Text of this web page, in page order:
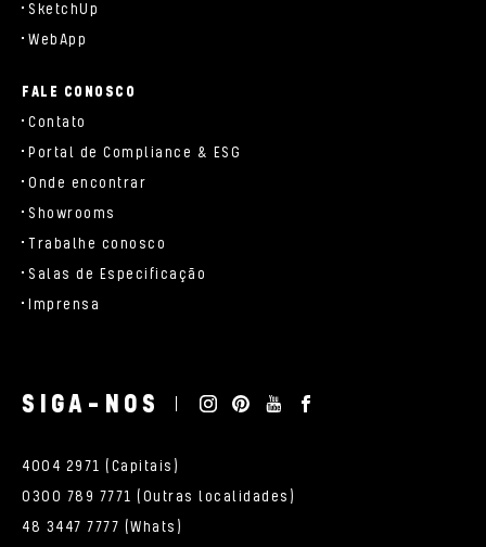
SketchUp
WebApp
FALE CONOSCO
Contato
Portal de Compliance & ESG
Onde encontrar
Showrooms
Trabalhe conosco
Salas de Especificação
Imprensa
SIGA-NOS
4004 2971 (Capitais)
0300 789 7771 (Outras localidades)
48 3447 7777 (Whats)